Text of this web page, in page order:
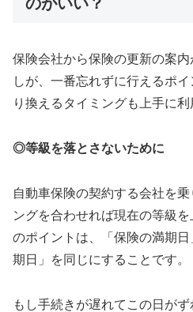
保険会社から保険の更新の案
しが、一番忘れずに行えるポ
り換えるタイミングも上手に利
◎等級を落とさないために
自動車保険の契約する会社を
ングを合わせれば現在の等級
のポイントは、「保険の満期
期日」を同じにすることです。
もし手続きが遅れてこの日が